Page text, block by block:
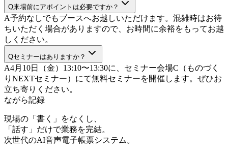
Q来場前にアポイントは必要ですか？
A予約なしでもブースへお越しいただけます。混雑時はお待
ちいただく場合がありますので、お時間に余裕をもってお越
しください。
Qセミナーはありますか？
A4月10日（金）13:10〜13:30に、セミナー会場C（ものづく
りNEXTセミナー）にて無料セミナーを開催します。ぜひお
立ち寄りください。
ながら記録
現場の「書く」をなくし、
「話す」だけで業務を完結。
次世代のAI音声電子帳票システム。